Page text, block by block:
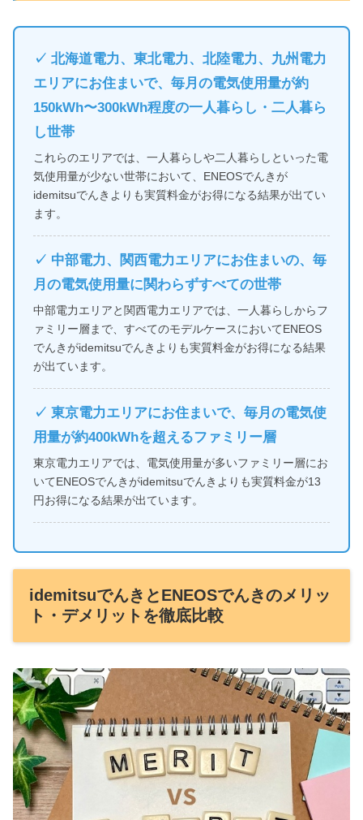
✓ 北海道電力、東北電力、北陸電力、九州電力
エリアにお住まいで、毎月の電気使用量が約
150kWh〜300kWh程度の一人暮らし・二人暮ら
し世帯
これらのエリアでは、一人暮らしや二人暮らしといった電
気使用量が少ない世帯において、ENEOSでんきが
idemitsuでんきよりも実質料金がお得になる結果が出てい
ます。
✓ 中部電力、関西電力エリアにお住まいの、毎
月の電気使用量に関わらずすべての世帯
中部電力エリアと関西電力エリアでは、一人暮らしからフ
ァミリー層まで、すべてのモデルケースにおいてENEOS
でんきがidemitsuでんきよりも実質料金がお得になる結果
が出ています。
✓ 東京電力エリアにお住まいで、毎月の電気使
用量が約400kWhを超えるファミリー層
東京電力エリアでは、電気使用量が多いファミリー層にお
いてENEOSでんきがidemitsuでんきよりも実質料金が13
円お得になる結果が出ています。
idemitsuでんきとENEOSでんきのメリッ
ト・デメリットを徹底比較